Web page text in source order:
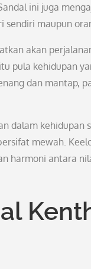
ini juga
sendiri maupun
akan
pula kehidupan
dan mantap,
dalam
mewah.
harmoni antara